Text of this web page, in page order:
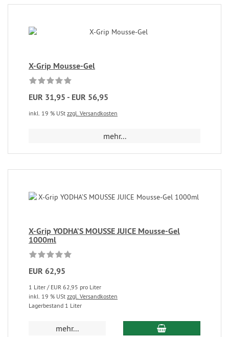
X-Grip Mousse-Gel
EUR 31,95 - EUR 56,95
inkl. 19 % USt zzgl. Versandkosten
mehr...
X-Grip YODHA’S MOUSSE JUICE Mousse-Gel
1000ml
EUR 62,95
1 Liter / EUR 62,95 pro Liter
inkl. 19 % USt zzgl. Versandkosten
Lagerbestand 1 Liter
mehr...